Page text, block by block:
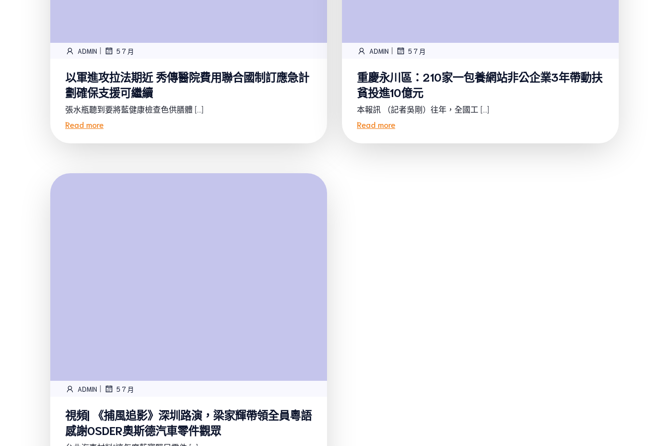
ADMIN | 5 7 月
以軍進攻拉法期近 秀傳醫院費用聯合國制訂應急計
劃確保支援可繼續
張水瓶聽到要將藍健康檢查色供膳體 […]
Read more
ADMIN | 5 7 月
重慶永川區：210家一包養網站非公企業3年帶動扶
貧投進10億元
本報訊 （記者吳剛）往年，全國工 […]
Read more
ADMIN | 5 7 月
視頻| 《捕風追影》深圳路演，梁家輝帶領全員粵語
感謝OSDER奧斯德汽車零件觀眾